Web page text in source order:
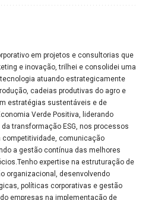
em projetos e consultorias que
e inovação, trilhei e consolidei uma
atuando estrategicamente
cadeias produtivas do agro e
estratégias sustentáveis e de
Verde Positiva, liderando
transformação ESG, nos processos
competitividade, comunicação
a gestão contínua das melhores
expertise na estruturação de
organizacional, desenvolvendo
políticas corporativas e gestão
empresas na implementação de